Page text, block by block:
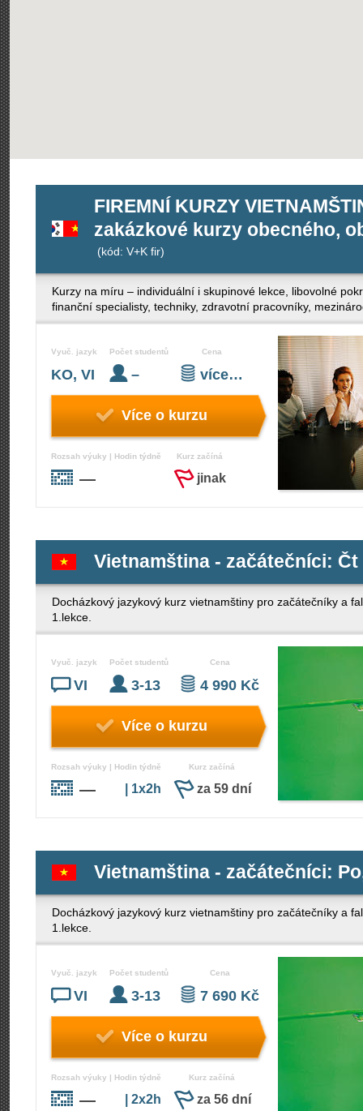
FIREMNÍ KURZY
zakázkové kurzy obecného,
(kód: V+K fir)
Kurzy na míru – individuální i skupinové lekce, libovolné
finanční specialisty, techniky, zdravotní pracovníky,
Vyuč. jazyk
KO, VI
Počet studentů
–
Cena
více…
Více o kurzu
Rozsah výuky | Hodin týdně
—
Kurz začíná
jinak
Vietnamština - začátečníci: Čt
Docházkový jazykový kurz vietnamštiny pro začátečníky a
1.lekce.
Vyuč. jazyk
VI
Počet studentů
3-13
Cena
4 990 Kč
Více o kurzu
Rozsah výuky | Hodin týdně
— | 1x2h
Kurz začíná
za 59 dní
Vietnamština - začátečníci:
Docházkový jazykový kurz vietnamštiny pro začátečníky a
1.lekce.
Vyuč. jazyk
VI
Počet studentů
3-13
Cena
7 690 Kč
Více o kurzu
Rozsah výuky | Hodin týdně
— | 2x2h
Kurz začíná
za 56 dní